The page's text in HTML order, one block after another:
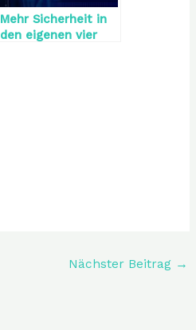
Mehr Sicherheit in
den eigenen vier
Nächster Beitrag →